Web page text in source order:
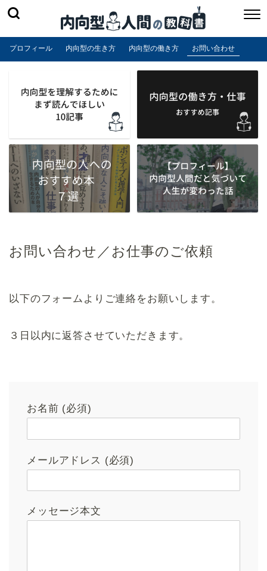
プロフィール 内向型の生き方 内向型の働き方 お問い合わせ
お問い合わせ／お仕事のご依頼
以下のフォームよりご連絡をお願いします。
３日以内に返答させていただきます。
お名前 (必須)
メールアドレス (必須)
メッセージ本文